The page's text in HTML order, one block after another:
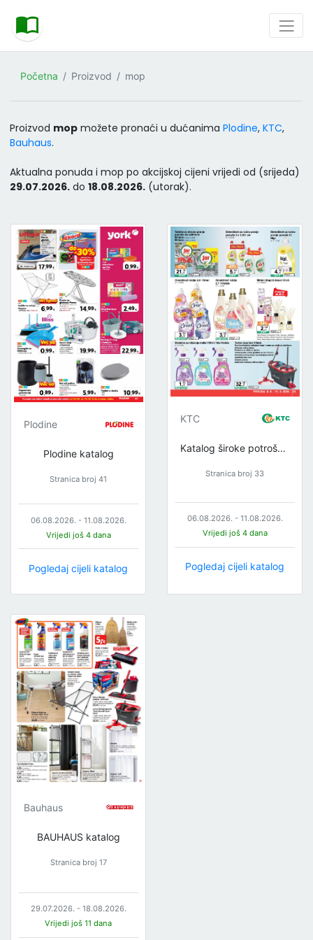
Početna Proizvod mop
Proizvod mop možete pronaći u dućanima Plodine, KTC,
Bauhaus.
Aktualna ponuda i mop po akcijskoj cijeni vrijedi od (srijeda)
29.07.2026. do 18.08.2026. (utorak).
Plodine
Plodine katalog
Stranica broj 41
06.08.2026. - 11.08.2026.
Vrijedi još 4 dana
Pogledaj cijeli katalog
KTC
Katalog široke potrošnje
Stranica broj 33
06.08.2026. - 11.08.2026.
Vrijedi još 4 dana
Pogledaj cijeli katalog
Bauhaus
BAUHAUS katalog
Stranica broj 17
29.07.2026. - 18.08.2026.
Vrijedi još 11 dana